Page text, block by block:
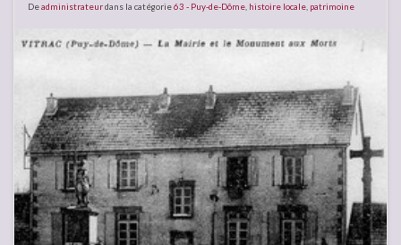
Deadministrateurdans la catégorie63 - Puy-de-Dôme histoire locale patrimoine